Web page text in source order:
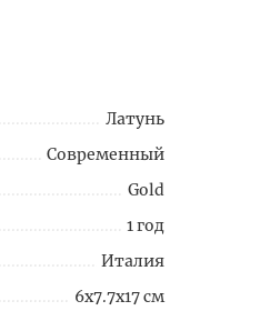
Латунь
Современный
Gold
1 год
Италия
6x7.7x17 см